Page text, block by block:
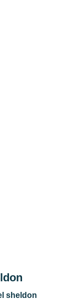
sheldon